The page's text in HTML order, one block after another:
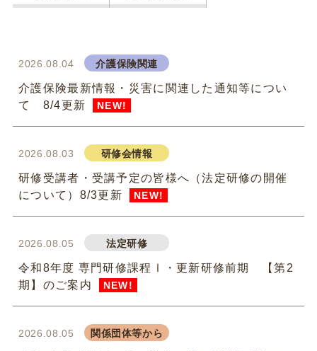
2026.08.04 介護保険関連
介護保険最新情報・災害に関連した通知等につい
て 8/4更新
NEW!
2026.08.03 研修会情報
研修受講者・受講予定の皆様へ（法定研修の開催
について）8/3更新
NEW!
2026.08.05 法定研修
令和8年度 専門研修課程Ⅰ・更新研修前期 【第2
期】のご案内
NEW!
2026.08.05 関係団体等から